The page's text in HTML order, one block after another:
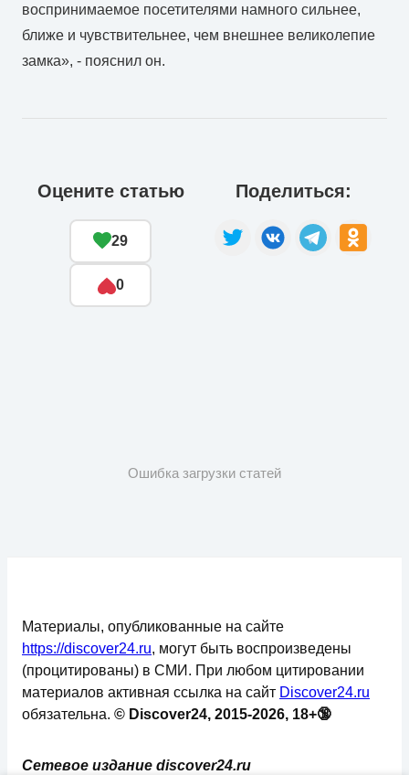
воспринимаемое посетителями намного сильнее,
ближе и чувствительнее, чем внешнее великолепие
замка», - пояснил он.
Оцените статью
29
0
Поделиться:
Ошибка загрузки статей
Сетевое издание discover24.ru
Материалы, опубликованные на сайте
https://discover24.ru, могут быть воспроизведены
(процитированы) в СМИ. При любом цитировании
материалов активная ссылка на сайт Discover24.ru
обязательна. © Discover24, 2015-2026, 18+🔞